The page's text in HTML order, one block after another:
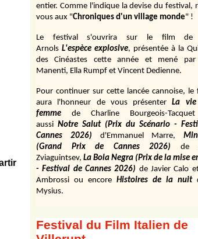
entier. Comme l'indique la devise du festival,
vous aux "Chroniques d'un village monde" !
Le festival s'ouvrira sur le film de
Arnols L'espèce explosive, présentée à la
des Cinéastes cette année et mené par
Manenti, Ella Rumpf et Vincent Dedienne.
Pour continuer sur cette lancée cannoise, le
aura l'honneur de vous présenter
La
femme
de Charline Bourgeois-Tacquet
aussi Notre Salut (Prix du Scénario -
Cannes 2026)
d'Emmanuel Marre,
(Grand Prix de Cannes 2026)
de
Zviaguintsev, La Bola Negra (Prix de la mise
- Festival de Cannes 2026) de Javier Calo
Ambrossi ou encore Histoires de la nuit
Mysius.
Festival du Film Italien de